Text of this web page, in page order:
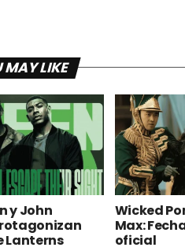
MAY LIKE
y John
Lanterns
Wicked
Max:
oficial